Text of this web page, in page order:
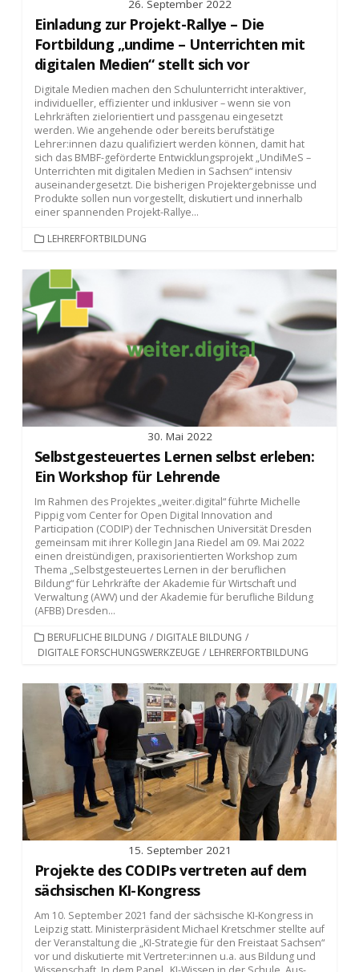
26. September 2022
Einladung zur Projekt-Rallye – Die
Fortbildung „undime – Unterrichten mit
digitalen Medien“ stellt sich vor
Digitale Medien machen den Schulunterricht interaktiver,
individueller, effizienter und inklusiver – wenn sie von
Lehrkräften zielorientiert und passgenau eingesetzt
werden. Wie angehende oder bereits berufstätige
Lehrer:innen dazu qualifiziert werden können, damit hat
sich das BMBF-geförderte Entwicklungsprojekt „UndiMeS –
Unterrichten mit digitalen Medien in Sachsen“ intensiv
auseinandergesetzt. Die bisherigen Projektergebnisse und
Produkte sollen nun vorgestellt, diskutiert und innerhalb
einer spannenden Projekt-Rallye...
KATEGORIEN
LEHRERFORTBILDUNG
30. Mai 2022
Selbstgesteuertes Lernen selbst erleben:
Ein Workshop für Lehrende
Im Rahmen des Projektes „weiter.digital“ führte Michelle
Pippig vom Center for Open Digital Innovation and
Participation (CODIP) der Technischen Universität Dresden
gemeinsam mit ihrer Kollegin Jana Riedel am 09. Mai 2022
einen dreistündigen, praxisorientierten Workshop zum
Thema „Selbstgesteuertes Lernen in der beruflichen
Bildung“ für Lehrkräfte der Akademie für Wirtschaft und
Verwaltung (AWV) und der Akademie für berufliche Bildung
(AFBB) Dresden...
KATEGORIEN
BERUFLICHE BILDUNG / DIGITALE BILDUNG /
DIGITALE FORSCHUNGSWERKZEUGE / LEHRERFORTBILDUNG
15. September 2021
Projekte des CODIPs vertreten auf dem
sächsischen KI-Kongress
Am 10. September 2021 fand der sächsische KI-Kongress in
Leipzig statt. Ministerpräsident Michael Kretschmer stellte auf
der Veranstaltung die „KI-Strategie für den Freistaat Sachsen“
vor und diskutierte mit Vertreter:innen u.a. aus Bildung und